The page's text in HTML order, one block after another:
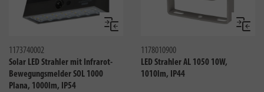
Vergleichen
1173740002
Solar LED Strahler mit Infrarot-
Bewegungsmelder SOL 1000
Plana, 1000lm, IP54
1178010900
LED Strahler AL 1050 10W,
1010lm, IP44